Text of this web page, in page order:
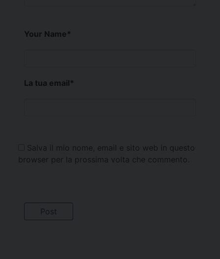
Your Name*
La tua email*
Salva il mio nome, email e sito web in questo
browser per la prossima volta che commento.